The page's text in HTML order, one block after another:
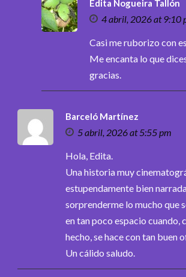
Edita Nogueira Tallón
4 abril, 2026 at 9:10
Casi me ruborizo con
Me encanta lo que
gracias.
Barceló Martínez
5 abril, 2026 at 5:55 pm
Hola, Edita.
Una historia muy
estupendamente bien
sorprenderme lo mucho que
en tan poco espacio cuando,
hecho, se hace con tan buen
Un cálido saludo.